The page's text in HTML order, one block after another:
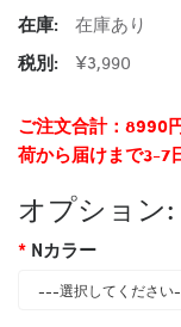
在庫:
在庫あり
税別:
¥3,990
ご注文合計：8990
荷から届けまで3-7
オプション:
Nカラー